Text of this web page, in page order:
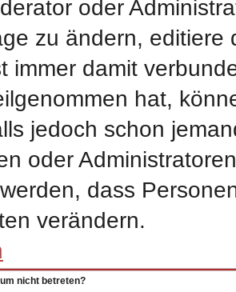
oder
zu ändern,
immer damit
hat,
jedoch schon
oder
dass
verändern.
nicht betreten?